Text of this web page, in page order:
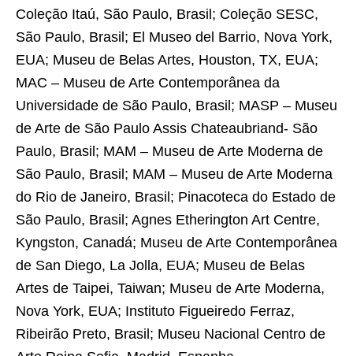
Coleção Itaú, São Paulo, Brasil; Coleção SESC,
São Paulo, Brasil; El Museo del Barrio, Nova York,
EUA; Museu de Belas Artes, Houston, TX, EUA;
MAC – Museu de Arte Contemporânea da
Universidade de São Paulo, Brasil; MASP – Museu
de Arte de São Paulo Assis Chateaubriand- São
Paulo, Brasil; MAM – Museu de Arte Moderna de
São Paulo, Brasil; MAM – Museu de Arte Moderna
do Rio de Janeiro, Brasil; Pinacoteca do Estado de
São Paulo, Brasil; Agnes Etherington Art Centre,
Kyngston, Canadá; Museu de Arte Contemporânea
de San Diego, La Jolla, EUA; Museu de Belas
Artes de Taipei, Taiwan; Museu de Arte Moderna,
Nova York, EUA; Instituto Figueiredo Ferraz,
Ribeirão Preto, Brasil; Museu Nacional Centro de